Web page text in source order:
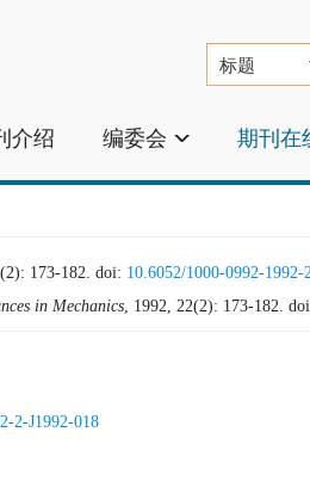
介绍 编委会 期刊在
173-182. doi: 10.6052/1000-0992-1992-
in Mechanics, 1992, 22(2): 173-182.
2-J1992-018